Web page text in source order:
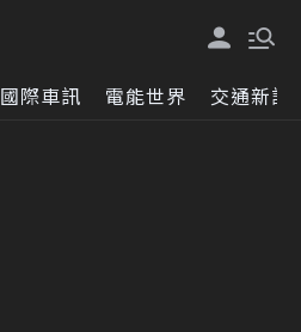
國際車訊 電能世界 交通新訊